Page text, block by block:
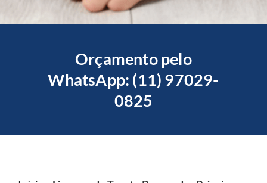
Orçamento pelo
WhatsApp: (11) 97029-
0825